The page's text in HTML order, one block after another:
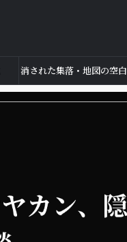
消された集落・地図の空白